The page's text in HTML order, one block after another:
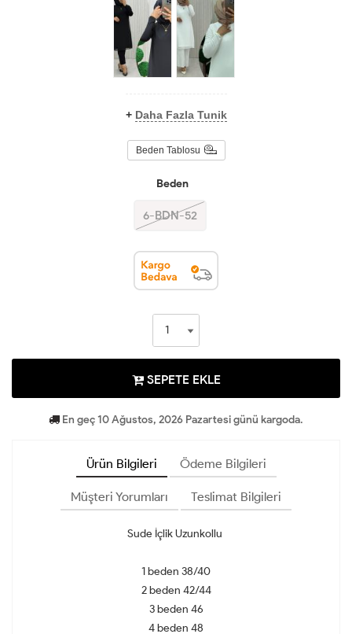
+ Daha Fazla Tunik
Beden Tablosu
Beden
6-BDN-52
SEPETE EKLE
En geç 10 Ağustos, 2026 Pazartesi günü kargoda.
Ürün Bilgileri Ödeme Bilgileri
Müşteri Yorumları Teslimat Bilgileri
Sude İçlik Uzunkollu
1 beden 38/40
2 beden 42/44
3 beden 46
4 beden 48